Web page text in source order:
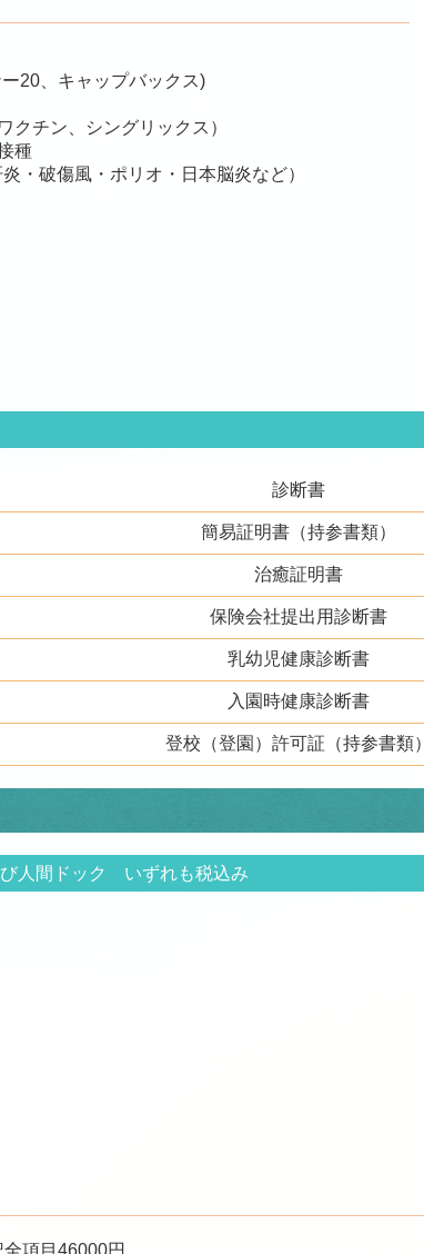
20、キャップバックス)
クチン、シングリックス）
種
炎・破傷風・ポリオ・日本脳炎など）
診断書
簡易証明書（持参書類）
治癒証明書
保険会社提出用診断書
乳幼児健康診断書
入園時健康診断書
登校（登園）許可証（持参書類）
人間ドック いずれも税込み